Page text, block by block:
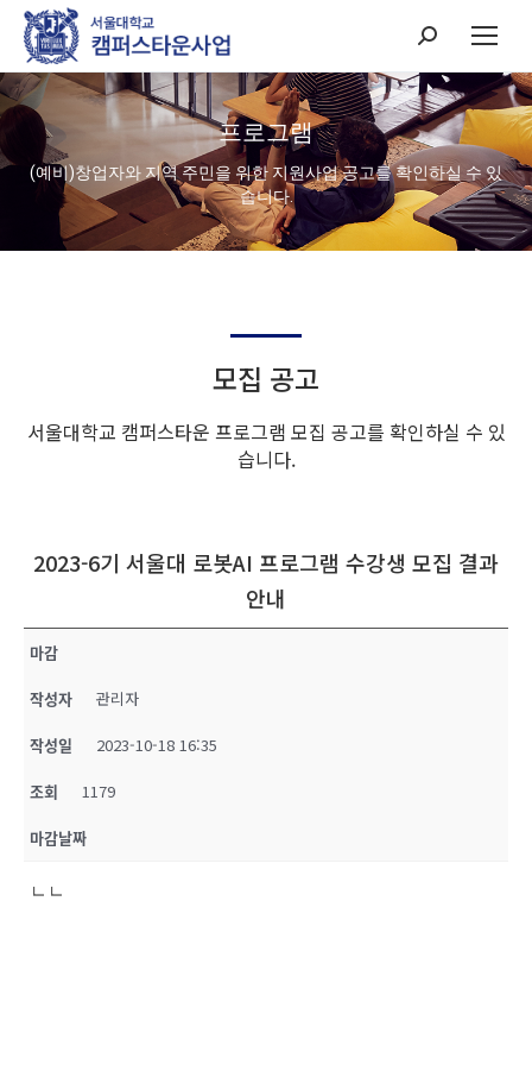
Search:
프로그램
(예비)창업자와 지역 주민을 위한 지원사업 공고를 확인하실 수 있
습니다.
모집 공고
서울대학교 캠퍼스타운 프로그램 모집 공고를 확인하실 수 있
습니다.
2023-6기 서울대 로봇AI 프로그램 수강생 모집 결과
안내
마감
작성자 관리자
작성일 2023-10-18 16:35
조회 1179
마감날짜
ㄴㄴ